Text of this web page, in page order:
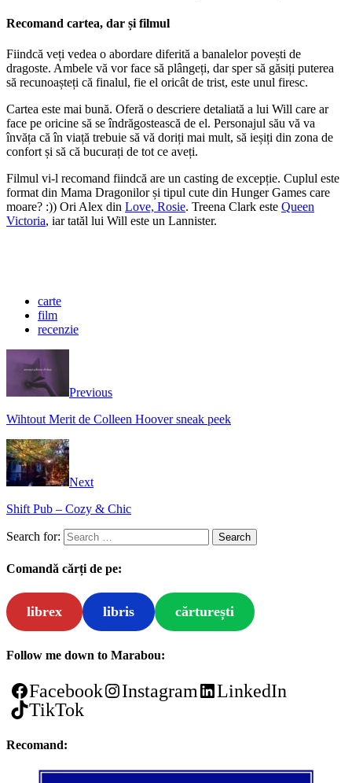
Recomand cartea, dar și filmul
Fiindcă veți vedea o abordare diferită a banalelor povești de
dragoste. Ambele vă vor face să plângeți, dar sper să găsiți puterea
să recunoașteți că finalul, fie el oricât de trist, este unul firesc.
Cartea este mai bună. Oferă o descriere detaliată a lui Will care ar
face pe oricine să se îndrăgostească de el. Personajul său vă va
învăța că în viață trebuie să vă doriți mai mult, să ieșiți din zona de
confort și să că bucurați de tot ce aveți.
Filmul vi-l recomand fiindcă are un casting de excepție. Cuplul este
format din Mama Dragonilor și tipul cute din Hunger Games care
moare? :)) Ori Alex din Love, Rosie. Treena Clark este Queen
Victoria, iar tatăl lui Will este un Lannister.
carte
film
recenzie
Previous
Wihtout Merit de Colleen Hoover sneak peek
Next
Shift Pub – Cozy & Chic
Search for:
Comandă cărți de pe:
librex libris cărturești
Follow me down to Marabou:
Facebook Instagram
LinkedIn
TikTok
Recomand: